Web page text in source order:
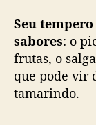
Seu
sabores: o
frutas, o
que pode vir
tamarindo.